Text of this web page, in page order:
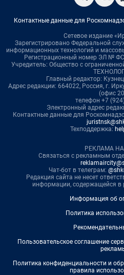
Контактные данные для
Сетевое издание
Зарегистрировано Федеральной
информационных технологий и
Регистрационный номер ЭЛ №
Учредитель: Общество с
Главный редактор:
Адрес редакции: 664022, Россия, г.
(офис
телефон +7
Электронный адрес
Контактные данные для
Техподдержка:
РЕКЛАМА
Связаться с рекламным
Чат-бот в телеграм:
Редакция сайта не несет
информации, содержащейся в
Информация об
Политика
Пользовательское соглашение
Политика конфиденциальности и
правила